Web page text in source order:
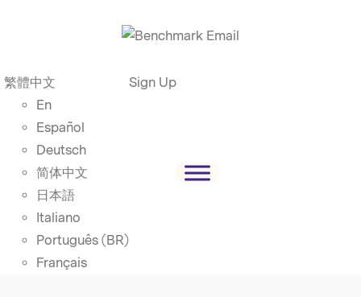
繁體中文
En
Español
Deutsch
简体中文
日本語
Italiano
Português (BR)
Français
Sign Up